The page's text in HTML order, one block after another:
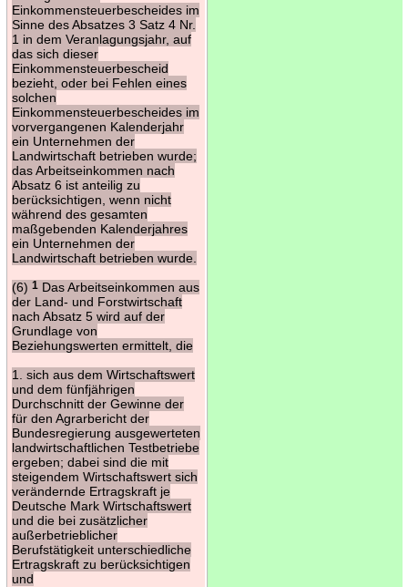
Einkommensteuerbescheides im
Sinne des Absatzes 3 Satz 4 Nr.
1 in dem Veranlagungsjahr, auf
das sich dieser
Einkommensteuerbescheid
bezieht, oder bei Fehlen eines
solchen
Einkommensteuerbescheides im
vorvergangenen Kalenderjahr
ein Unternehmen der
Landwirtschaft betrieben wurde;
das Arbeitseinkommen nach
Absatz 6 ist anteilig zu
berücksichtigen, wenn nicht
während des gesamten
maßgebenden Kalenderjahres
ein Unternehmen der
Landwirtschaft betrieben wurde.
(6) 1Das Arbeitseinkommen aus
der Land- und Forstwirtschaft
nach Absatz 5 wird auf der
Grundlage von
Beziehungswerten ermittelt, die
1. sich aus dem Wirtschaftswert
und dem fünfjährigen
Durchschnitt der Gewinne der
für den Agrarbericht der
Bundesregierung ausgewerteten
landwirtschaftlichen Testbetriebe
ergeben; dabei sind die mit
steigendem Wirtschaftswert sich
verändernde Ertragskraft je
Deutsche Mark Wirtschaftswert
und die bei zusätzlicher
außerbetrieblicher
Berufstätigkeit unterschiedliche
Ertragskraft zu berücksichtigen
und